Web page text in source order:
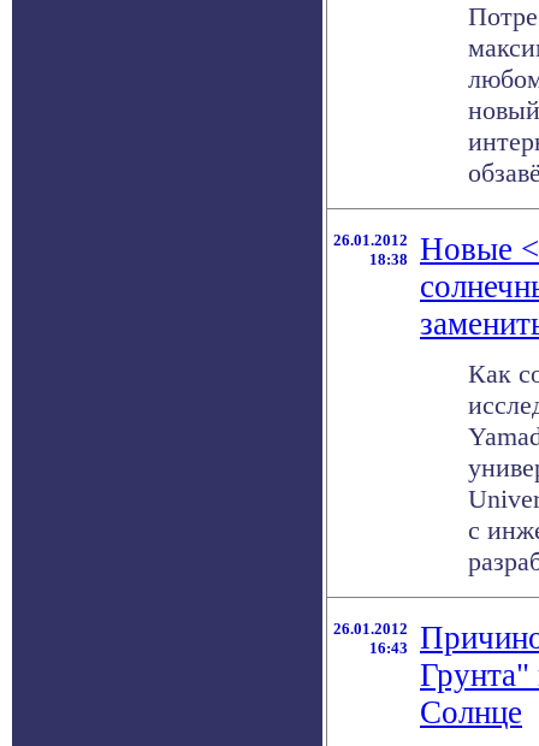
26.01.2012
18:38
Новые
Как
с
26.01.2012
16:43
Грунта"
Солнце